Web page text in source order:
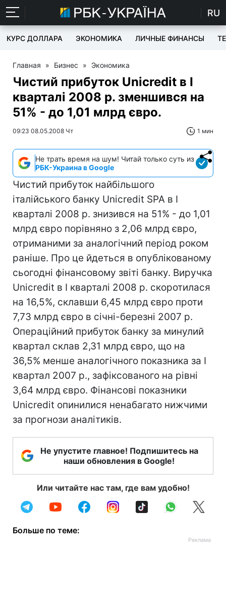
RU
КУРС ДОЛЛАРА ЭКОНОМИКА ЛИЧНЫЕ ФИНАНСЫ
Главная » Бизнес » Экономика
Чистий прибуток Unicredit в I
кварталі 2008 р. зменшився на
51% - до 1,01 млрд євро.
09:23 08.05.2008 Чт 1 мин
Не трать время на шум! Читай только суть из
РБК-Украина в Google
Чистий прибуток найбільшого
італійського банку Unicredit SPA в I
кварталі 2008 р. знизився на 51% - до 1,01
млрд євро порівняно з 2,06 млрд євро,
отриманими за аналогічний період роком
раніше. Про це йдеться в опублікованому
сьогодні фінансовому звіті банку. Виручка
Unicredit в I кварталі 2008 р. скоротилася
на 16,5%, склавши 6,45 млрд євро проти
7,73 млрд євро в січні-березні 2007 р.
Операційний прибуток банку за минулий
квартал склав 2,31 млрд євро, що на
36,5% менше аналогічного показника за I
квартал 2007 р., зафіксованого на рівні
3,64 млрд євро. Фінансові показники
Unicredit опинилися ненабагато нижчими
за прогнози аналітиків.
Не упустите главное! Подпишитесь на
наши обновления в Google!
Или читайте нас там, где вам удобно!
Больше по теме: